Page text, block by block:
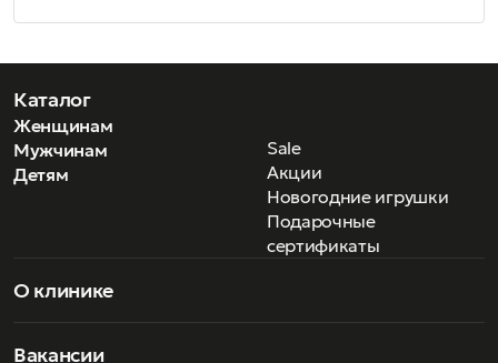
носящий клеймо «Tiffany & Co.», будь то парадное
кубок яхт-клуба, компактные часы путешественника,
детская посуда или изысканные женские украшения,
является образцом безупречного вкуса и высочайшего
качества.
Каталог
Женщинам
Мужчинам
Детям
Sale
Акции
Новогодние игрушки
Подарочные
сертификаты
О клинике
Вакансии